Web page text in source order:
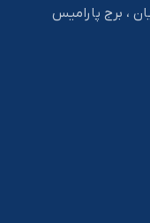
، برج پارامیس